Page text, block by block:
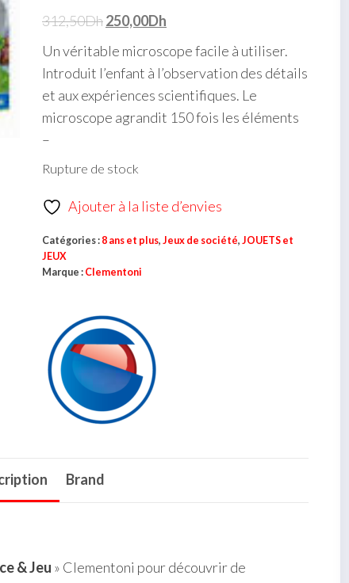
312,50Dh250,00Dh
Un véritable microscope facile à utiliser.
Introduit l’enfant à l’observation des détails
et aux expériences scientifiques. Le
microscope agrandit 150 fois les éléments
–
Rupture de stock
Ajouter à la liste d’envies
Catégories : 8 ans et plus, Jeux de société, JOUETS et
JEUX
Marque : Clementoni
Brand
& Jeu » Clementoni pour découvrir de